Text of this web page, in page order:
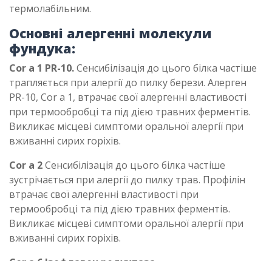
термолабільним.
Основні алергенні молекули
фундука:
Cor a 1 PR-10.Сенсибілізація до цього білка частіше
трапляється при алергії до пилку берези. Алерген
PR-10, Cor a 1, втрачає свої алергенні властивості
при термообробці та під дією травних ферментів.
Викликає місцеві симптоми оральної алергії при
вживанні сирих горіхів.
Cor a 2Сенсибілізація до цього білка частіше
зустрічається при алергії до пилку трав. Профілін
втрачає свої алергенні властивості при
термообробці та під дією травних ферментів.
Викликає місцеві симптоми оральної алергії при
вживанні сирих горіхів.